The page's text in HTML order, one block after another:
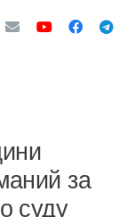
за
суду